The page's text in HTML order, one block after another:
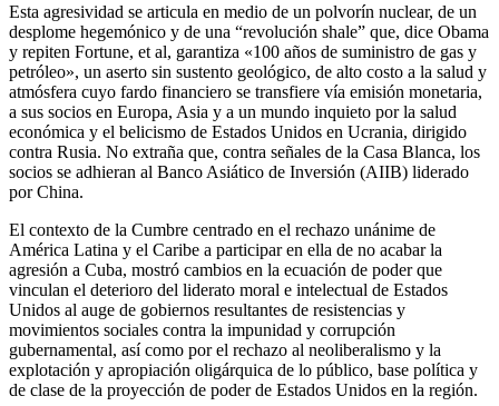
Esta agresividad se articula en medio de un polvorín nuclear, de un
desplome hegemónico y de una “revolución shale” que, dice Obama
y repiten Fortune, et al, garantiza «100 años de suministro de gas y
petróleo», un aserto sin sustento geológico, de alto costo a la salud y
atmósfera cuyo fardo financiero se transfiere vía emisión monetaria,
a sus socios en Europa, Asia y a un mundo inquieto por la salud
económica y el belicismo de Estados Unidos en Ucrania, dirigido
contra Rusia. No extraña que, contra señales de la Casa Blanca, los
socios se adhieran al Banco Asiático de Inversión (AIIB) liderado
por China.
El contexto de la Cumbre centrado en el rechazo unánime de
América Latina y el Caribe a participar en ella de no acabar la
agresión a Cuba, mostró cambios en la ecuación de poder que
vinculan el deterioro del liderato moral e intelectual de Estados
Unidos al auge de gobiernos resultantes de resistencias y
movimientos sociales contra la impunidad y corrupción
gubernamental, así como por el rechazo al neoliberalismo y la
explotación y apropiación oligárquica de lo público, base política y
de clase de la proyección de poder de Estados Unidos en la región.